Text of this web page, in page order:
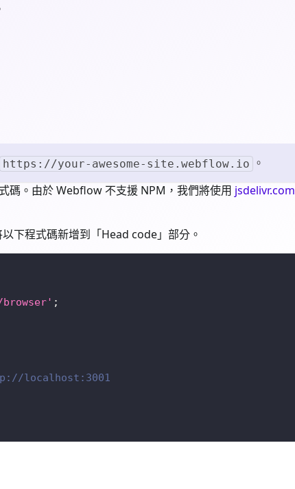
https://your-awesome-site.webflow.io 。
碼。由於 Webflow 不支援 NPM，我們將使用 jsdelivr.com
下程式碼新增到「Head code」部分。
;
localhost:3001